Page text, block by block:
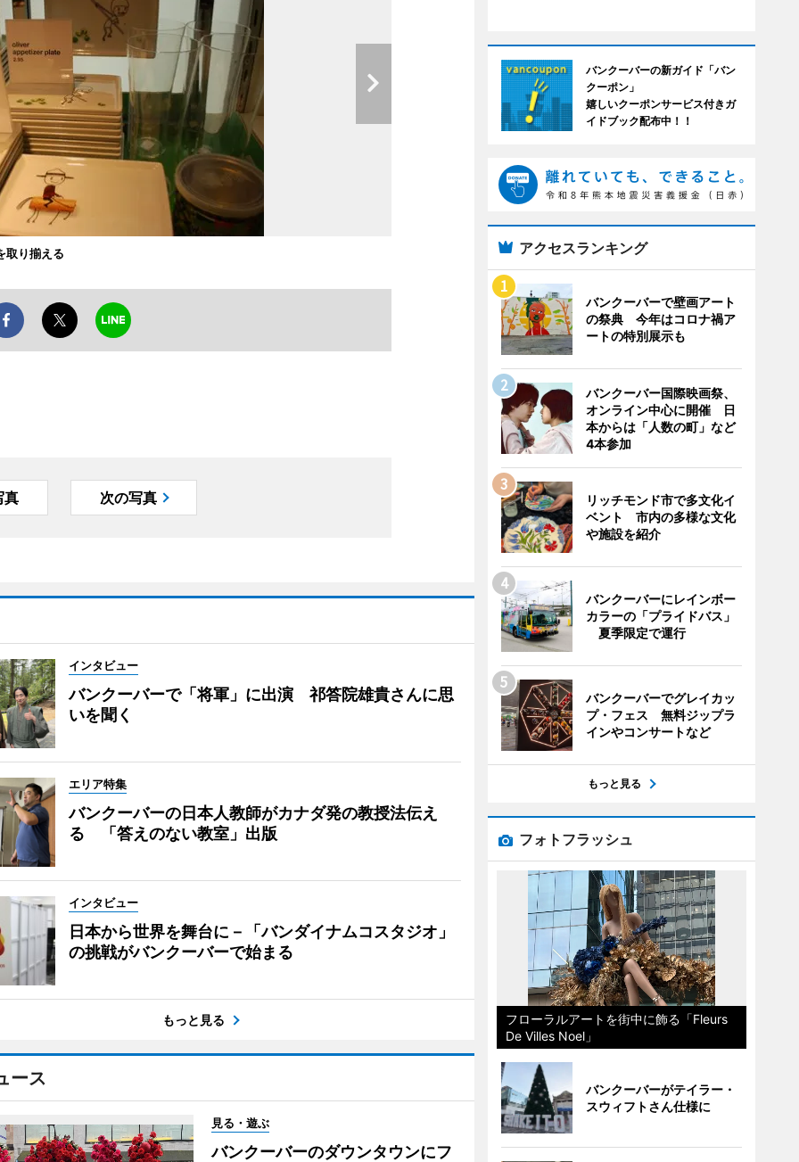
取り揃える
真 次の写真
インタビュー
バンクーバーで「将軍」に出演 祁答院雄貴さんに思
いを聞く
エリア特集
バンクーバーの日本人教師がカナダ発の教授法伝え
る 「答えのない教室」出版
インタビュー
日本から世界を舞台に－「バンダイナムコスタジオ」
の挑戦がバンクーバーで始まる
もっと見る
ース
見る・遊ぶ
バンクーバーのダウンタウンにフ
バンクーバーの新ガイド「バン
クーポン」
嬉しいクーポンサービス付きガ
イドブック配布中！！
アクセスランキング
バンクーバーで壁画アート
の祭典 今年はコロナ禍ア
ートの特別展示も
バンクーバー国際映画祭、
オンライン中心に開催 日
本からは「人数の町」など
4本参加
リッチモンド市で多文化イ
ベント 市内の多様な文化
や施設を紹介
バンクーバーにレインボー
カラーの「プライドバス」
夏季限定で運行
バンクーバーでグレイカッ
プ・フェス 無料ジップラ
インやコンサートなど
もっと見る
フォトフラッシュ
フローラルアートを街中に飾る「Fleurs
De Villes Noel」
バンクーバーがテイラー・
スウィフトさん仕様に